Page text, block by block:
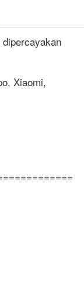
Xiaomi,